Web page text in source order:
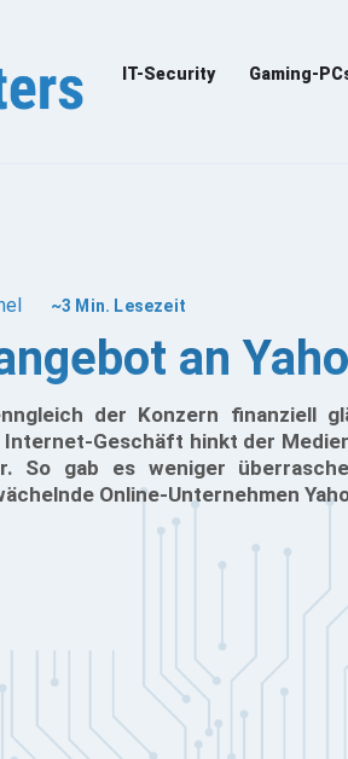
IT-Security Gaming-
~3 Min. Lesezeit
an
der Konzern finanziell
Geschäft hinkt der
So gab es weniger
Online-Unternehmen